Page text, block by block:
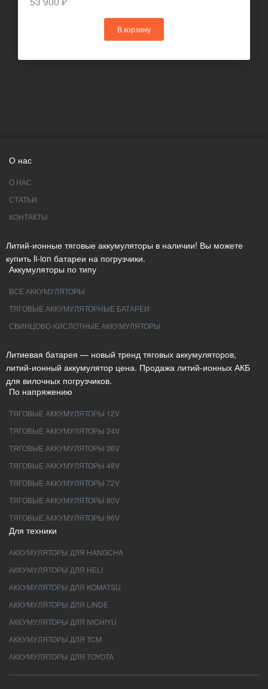
В корзину
О нас
О НАС
СТАТЬИ
КОНТАКТЫ
Литий-ионные тяговые аккумуляторы в наличии! Вы можете
купить li-ion батареи на погрузчики.
Аккумуляторы по типу
ВСЕ АККУМУЛЯТОРЫ
ТЯГОВЫЕ АККУМУЛЯТОРНЫЕ БАТАРЕИ
СВИНЦОВО-КИСЛОТНЫЕ АККУМУЛЯТОРЫ
Литиевая батарея — новый тренд тяговых аккумуляторов,
литий-ионный аккумулятор цена. Продажа литий-ионных АКБ
для вилочных погрузчиков.
По напряжению
ТЯГОВЫЕ АККУМУЛЯТОРЫ 12V
ТЯГОВЫЕ АККУМУЛЯТОРЫ 24V
ТЯГОВЫЕ АККУМУЛЯТОРЫ 36V
ТЯГОВЫЕ АККУМУЛЯТОРЫ 48V
ТЯГОВЫЕ АККУМУЛЯТОРЫ 72V
ТЯГОВЫЕ АККУМУЛЯТОРЫ 80V
ТЯГОВЫЕ АККУМУЛЯТОРЫ 96V
Для техники
АККУМУЛЯТОРЫ ДЛЯ HANGCHA
АККУМУЛЯТОРЫ ДЛЯ HELI
АККУМУЛЯТОРЫ ДЛЯ KOMATSU
АККУМУЛЯТОРЫ ДЛЯ LINDE
АККУМУЛЯТОРЫ ДЛЯ NICHIYU
АККУМУЛЯТОРЫ ДЛЯ TCM
АККУМУЛЯТОРЫ ДЛЯ TOYOTA